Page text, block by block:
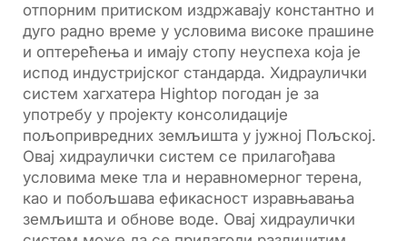
отпорним притиском издржавају константно и
дуго радно време у условима високе прашине
и оптерећења и имају стопу неуспеха која је
испод индустријског стандарда. Хидраулички
систем хагхатера Hightop погодан је за
употребу у пројекту консолидације
пољопривредних земљишта у јужној Пољској.
Овај хидраулички систем се прилагођава
условима меке тла и неравномерног терена,
као и побољшава ефикасност изравњавања
земљишта и обнове воде. Овај хидраулички